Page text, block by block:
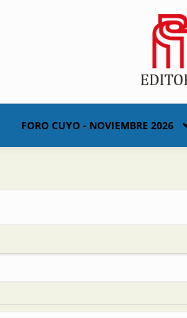
FORO CUYO - NOVIEMBRE 2026